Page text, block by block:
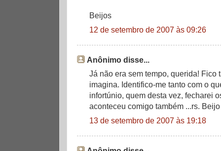
Beijos
12 de setembro de 2007 às 09:26
Anônimo disse...
Já não era sem tempo, querida! Fico
imagina. Identifico-me tanto com o
infortúnio, quem desta vez, fecharei
aconteceu comigo também ...rs.
13 de setembro de 2007 às 19:18